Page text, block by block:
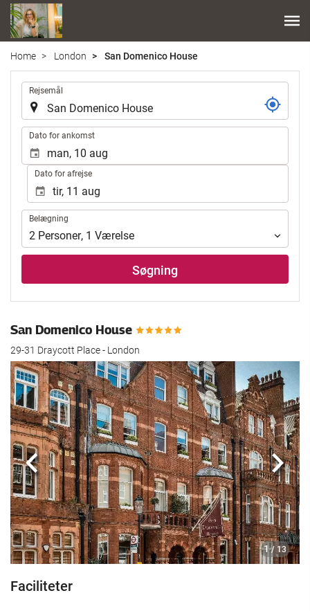
Home London San Domenico House
Rejsemål
Dato for ankomst
Dato for afrejse
Belægning
Belægning
2 Personer, 1 Værelse
Søgning
San Domenico House
29-31 Draycott Place - London
1 / 13
Previous
Faciliteter